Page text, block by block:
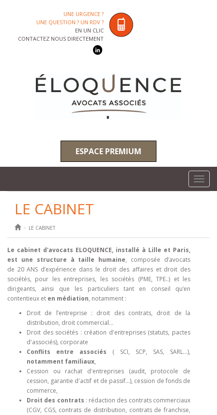
UNE URGENCE ?
UNE QUESTION ? UN RDV ?
EN UN CLIC
CONTACTEZ NOUS DIRECTEMENT
ESPACE PREMIUM
LE CABINET
LE CABINET
Le cabinet d'avocats ELOQUENCE, installé à Lille et Paris,
est une structure à taille humaine, composée d’avocats
de 20 ANS d’expérience dans le droit des affaires et droit des
sociétés, pour les entreprises, les sociétés (PME, TPE..) et les
dirigeants, ainsi que les particuliers tant en conseil qu’en
contentieux et en médiation, notamment :
Droit de l’entreprise : droit des contrats, droit de la
distribution, droit commercial…
Droit des sociétés : création d'entreprises (statuts, pactes
d'associés), corporate
Conflits entre associés ( SCI, SCP, SAS, SARL...),
notamment familiaux,
Cession ou rachat d'entreprises (audit, protocole de
cession, garantie d'actif et de passif...), cession de fonds de
commerce,
Droit des contrats : rédaction des contrats commerciaux
(CGV, CGS, contrats de distribution, contrats de franchise,